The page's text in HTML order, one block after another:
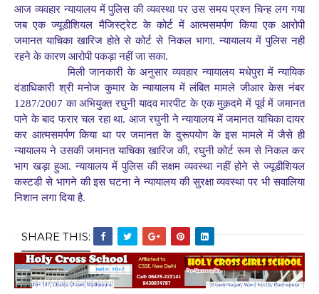
आज व्यवहार न्यायालय में पुलिस की व्यवस्था पर उस समय प्रश्न चिन्ह लग गया
जब एक ज्यूडीशियल मैजिस्ट्रेट के कोर्ट में आत्मसमर्पण किया एक आरोपी
जमानत याचिका खारिज होते से कोर्ट से निकल भागा. न्यायालय में पुलिस नहीं
रहने के कारण आरोपी पकड़ा नहीं जा सका.
मिली जानकारी के अनुसार व्यवहार न्यायालय मधेपुरा में न्यायिक
दंडाधिकारी श्री मनोज कुमार के न्यायालय में लंबित मामले जीआर केस नंबर
1287/2007 का अभियुक्त रघुनी यादव मारपीट के एक मुक़दमे में पूर्व में जमानत
पाने के बाद फरार चल रहा था. आज रघुनी ने न्यायालय में जमानत याचिका दायर
कर आत्मसमर्पण किया था पर जमानत के दुरूपयोग के इस मामले में जैसे ही
न्यायालय ने उसकी जमानत याचिका खारिज की, रघुनी कोर्ट रूम से निकल कर
भाग खड़ा हुआ. न्यायालय में पुलिस की सक्षम व्यवस्था नहीं होने से ज्यूडीशियल
कस्टडी से भागने की इस घटना ने न्यायालय की सुरक्षा व्यवस्था पर भी सवालिया
निशान लगा दिया है.
SHARE THIS: